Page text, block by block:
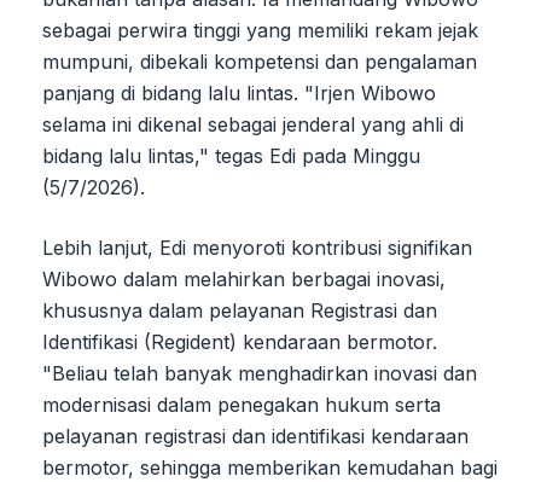
sebagai perwira tinggi yang memiliki rekam jejak
mumpuni, dibekali kompetensi dan pengalaman
panjang di bidang lalu lintas. "Irjen Wibowo
selama ini dikenal sebagai jenderal yang ahli di
bidang lalu lintas," tegas Edi pada Minggu
(5/7/2026).
Lebih lanjut, Edi menyoroti kontribusi signifikan
Wibowo dalam melahirkan berbagai inovasi,
khususnya dalam pelayanan Registrasi dan
Identifikasi (Regident) kendaraan bermotor.
"Beliau telah banyak menghadirkan inovasi dan
modernisasi dalam penegakan hukum serta
pelayanan registrasi dan identifikasi kendaraan
bermotor, sehingga memberikan kemudahan bagi